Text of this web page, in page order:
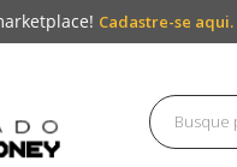
Cadastre-se aqui.